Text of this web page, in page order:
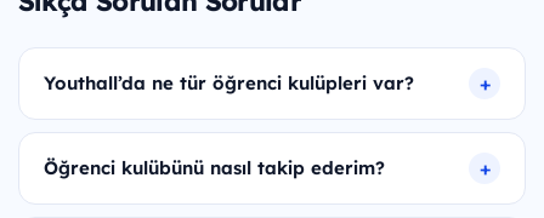
Youthall’da ne tür öğrenci kulüpleri var?
Öğrenci kulübünü nasıl takip ederim?